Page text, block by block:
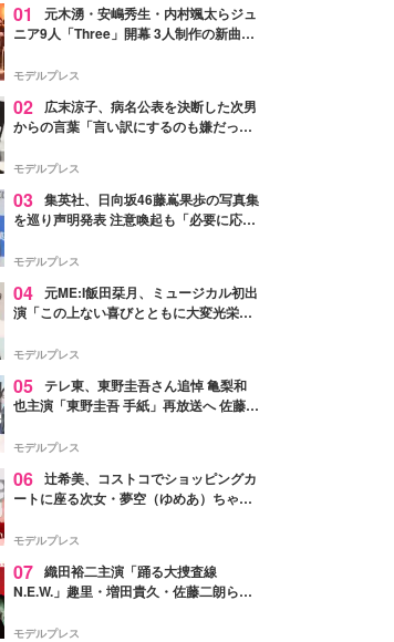
01
元木湧・安嶋秀生・内村颯太らジュ
ニア9人「Three」開幕 3人制作の新曲＆
進んで夢を掴みたい」【ゲネプロレポ】
モデルプレス
02
広末涼子、病名公表を決断した次男
からの言葉「言い訳にするのも嫌だっ
モデルプレス
03 集英社、日向坂46藤嶌果歩の写真集
を巡り声明発表 注意喚起も「必要に応じ
モデルプレス
04 元ME:I飯田栞月、ミュージカル初出
演「この上ない喜びとともに大変光栄」
ャスト発表
モデルプレス
05 テレ東、東野圭吾さん追悼 亀梨和
也主演「東野圭吾 手紙」再放送へ 佐藤隆
モデルプレス
06 辻希美、コストコでショッピングカ
ートに座る次女・夢空（ゆめあ）ちゃん
ぎ」「成長を感じる」の声
モデルプレス
07 織田裕二主演「踊る大捜査線
N.E.W.」趣里・増田貴久・佐藤二朗ら新
徴する“謎のキーワード”も
モデルプレス